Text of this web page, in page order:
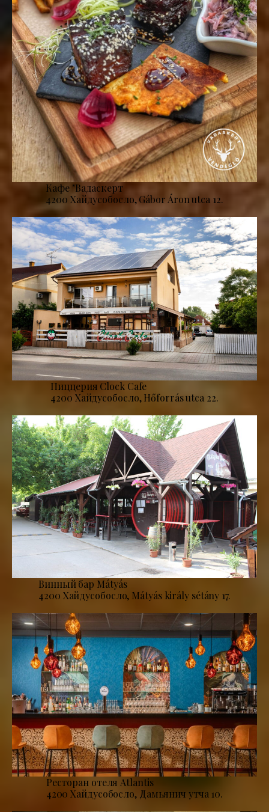
Кафе "Вадаскерт
4200 Хайдусобосло, Gábor Áron utca 12.
Пиццерия Clock Cafe
4200 Хайдусобосло, Hőforrás utca 22.
Винный бар Mátyás
4200 Хайдусобосло, Mátyás király sétány 17.
Ресторан отеля Atlantis
4200 Хайдусобосло, Дамьянич утча 10.